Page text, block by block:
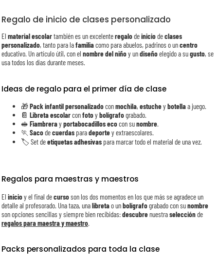
Regalo de inicio de clases personalizado
Elmaterial escolartambién es un excelenteregalodeiniciodeclases
personalizado, tanto para lafamiliacomo para abuelos, padrinos o uncentro
educativo. Un artículo útil, con elnombre del niñoy undiseñoelegido a sugusto, se
usa todos los días durante meses.
Ideas de regalo para el primer día de clase
🎁Pack infantil personalizadoconmochila,estucheybotellaa juego.
📔Libreta escolarconfotoybolígrafograbado.
🥪Fiambrerayportabocadillosecocon sunombre.
🏃Sacodecuerdas paradeportey extraescolares.
🏷️ Set deetiquetas adhesivas para marcar todo el material de una vez.
Regalos para maestras y maestros
Elinicioy el final decursoson los dos momentos en los que más se agradece un
detalle al profesorado. Una taza, unalibretao unbolígrafograbado con sunombre
son opciones sencillas y siempre bien recibidas:descubre nuestraselecciónde
regalos para maestra y maestro.
Packs personalizados para toda la clase